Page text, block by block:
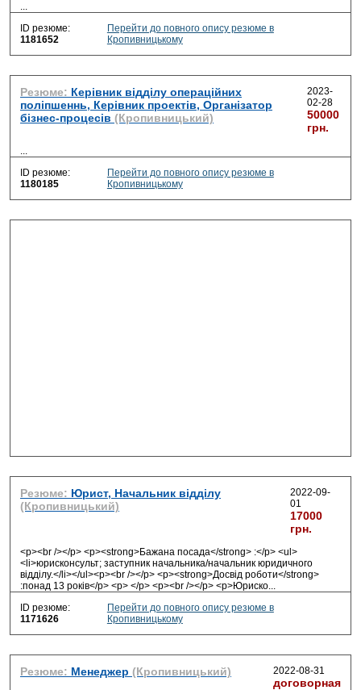
...
ID резюме:
1181652
Перейти до повного опису резюме в
Кропивницькому
Резюме: Керівник відділу операційних
поліпшеннь, Керівник проектів, Організатор
бізнес-процесів (Кропивницький)
2023-
02-28
50000
грн.
...
ID резюме:
1180185
Перейти до повного опису резюме в
Кропивницькому
Резюме: Юрист, Начальник відділу
(Кропивницький)
2022-09-
01
17000
грн.
<p><br /></p> <p><strong>Бажана посада</strong> :</p> <ul>
<li>юрисконсульт; заступник начальника/начальник юридичного
відділу.</li></ul><p><br /></p> <p><strong>Досвід роботи</strong>
:понад 13 років</p> <p> </p> <p><br /></p> <p>Юриско...
ID резюме:
1171626
Перейти до повного опису резюме в
Кропивницькому
Резюме: Менеджер (Кропивницький) 2022-08-31
договорная